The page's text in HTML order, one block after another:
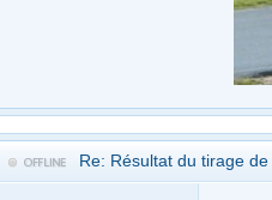
Re: Résultat du tirage